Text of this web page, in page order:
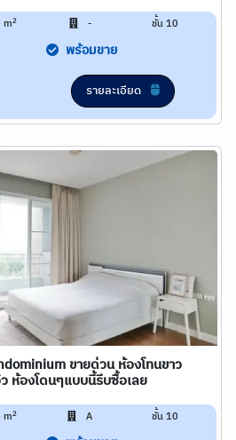
m2 - ชั้น 10
พร้อมขาย
รายละเอียด
ขายด่วน ห้องโทนขาว
ห้องโดนๆแบบนี้รีบซื้อเลย
m2 A ชั้น 10